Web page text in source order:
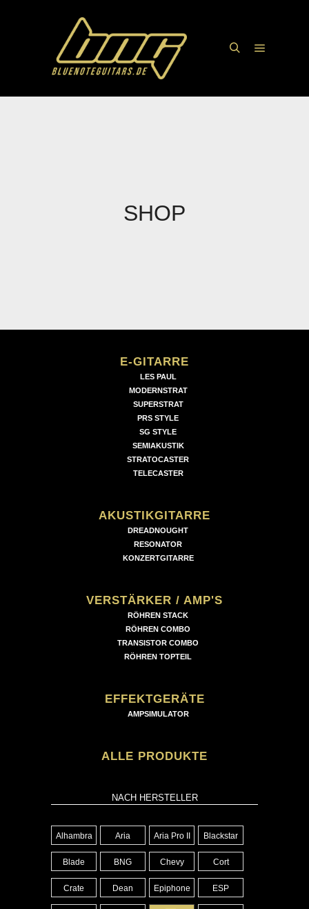
SHOP
E-GITARRE
LES PAUL
MODERNSTRAT
SUPERSTRAT
PRS STYLE
SG STYLE
SEMIAKUSTIK
STRATOCASTER
TELECASTER
AKUSTIKGITARRE
DREADNOUGHT
RESONATOR
KONZERTGITARRE
VERSTÄRKER / AMP'S
RÖHREN STACK
RÖHREN COMBO
TRANSISTOR COMBO
RÖHREN TOPTEIL
EFFEKTGERÄTE
AMPSIMULATOR
ALLE PRODUKTE
NACH HERSTELLER
Alhambra Aria Aria Pro II Blackstar
Blade BNG Chevy Cort
Crate Dean Epiphone ESP